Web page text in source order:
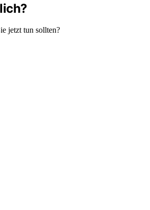
jetzt tun sollten?